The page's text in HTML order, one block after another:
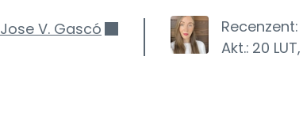
Jose V. Gascó Recenzent:
Akt.: 20